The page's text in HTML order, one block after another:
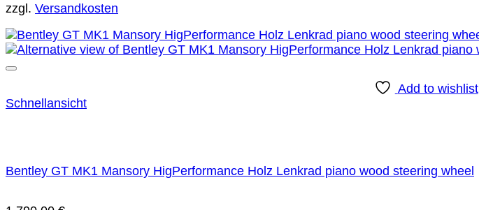
zzgl. Versandkosten
Add to wishlist
Schnellansicht
Bentley GT MK1 Mansory HigPerformance Holz Lenkrad piano wood steering wheel